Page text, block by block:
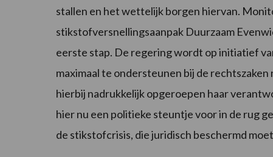
stallen en het wettelijk borgen hiervan.
stikstofversnellingsaanpak Duurzaam
eerste stap. De regering wordt op initiatief
maximaal te ondersteunen bij de
hierbij nadrukkelijk opgeroepen haar
hier nu een politieke steuntje voor in de rug
de stikstofcrisis, die juridisch beschermd